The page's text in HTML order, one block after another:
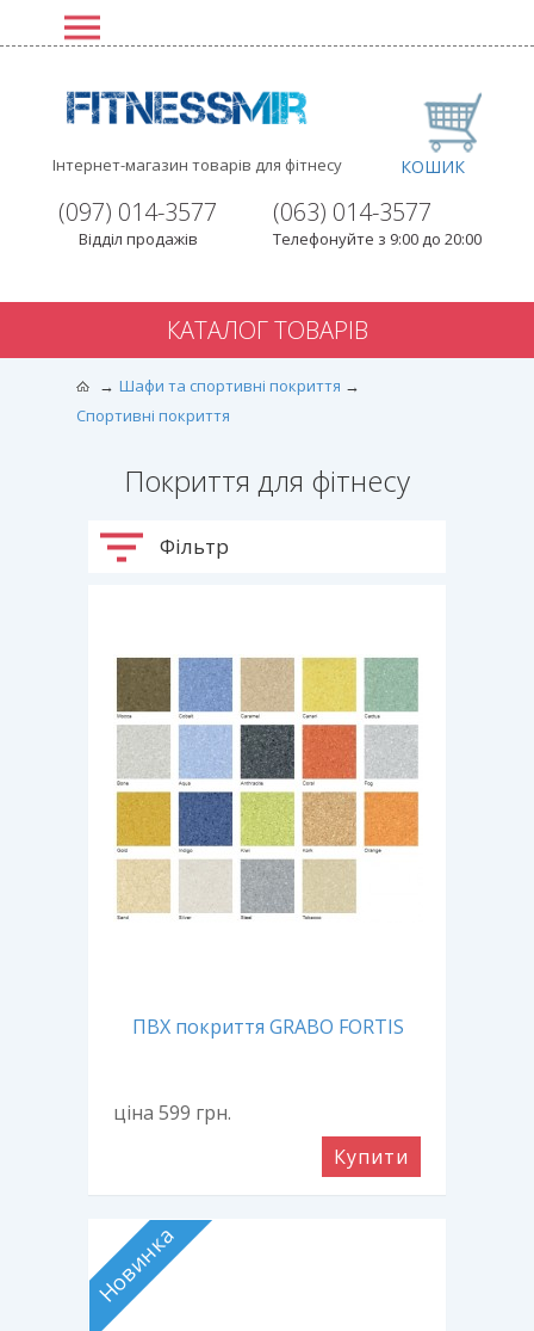
Інтернет-магазин товарів для фітнесу
(063) 014-3577
Телефонуйте з 9:00 до 20:00
(097) 014-3577
Відділ продажів
КОШИК
КАТАЛОГ ТОВАРІВ
Шафи та спортивні покриття
Спортивні покриття
Покриття для фітнесу
Фільтр
ПВХ покриття GRABO FORTIS
ціна 599 грн.
Купити
Новинка